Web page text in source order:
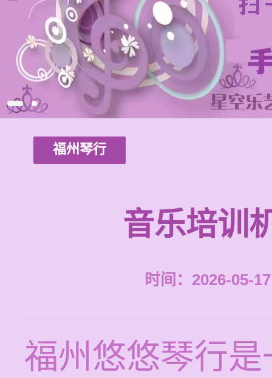
福州琴行
音乐培训
时间：2026-05-
福州悠悠琴行